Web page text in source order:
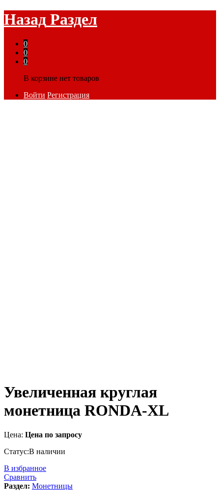
Назад Раздел
0
0
0
В корзине нет товаров
Войти Регистрация
Увеличенная круглая
монетница RONDA-XL
Цена: Цена по запросу
Статус:В наличии
В избранное
Сравнить
Раздел: Монетницы